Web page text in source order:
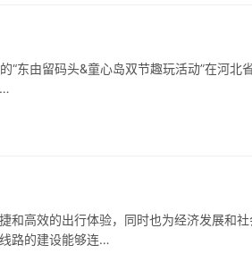
东由留码头&童心岛双节趣玩活动”在河北
和高效的出行体验，同时也为经济发展
路的建设能够连…